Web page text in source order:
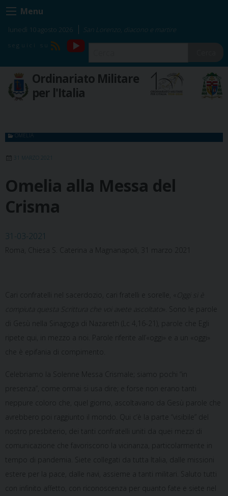
Skip
to
content
Menu
lunedì 10 agosto 2026 San Lorenzo, diacono e martire
RSS
YouTube
Ordinariato Militare
per l'Italia
OMELIA
31 MARZO 2021
Omelia alla Messa del
Crisma
31-03-2021
Roma, Chiesa S. Caterina a Magnanapoli, 31 marzo 2021
Cari confratelli nel sacerdozio, cari fratelli e sorelle, «
». Sono le parole
di Gesù nella Sinagoga di Nazareth (Lc 4,16-21), parole che Egli
ripete qui, in mezzo a noi. Parole riferite all’«oggi» e a un «oggi»
che è epifania di compimento.
Celebriamo la Solenne Messa Crismale; siamo pochi “in
presenza”, come ormai si usa dire; e forse non erano tanti
neppure coloro che, quel giorno, ascoltavano da Gesù parole che
avrebbero poi raggiunto il mondo. Qui c’è la parte “visibile” del
nostro presbiterio, dei tanti confratelli uniti da quei mezzi di
comunicazione che favoriscono la vicinanza, particolarmente in
tempo di pandemia. Siete collegati da tutta Italia, dalle missioni
estere per la pace, dalle navi, assieme a tanti militari. Saluto tutti
con infinito affetto, con riconoscenza per quanto fate e siete nel